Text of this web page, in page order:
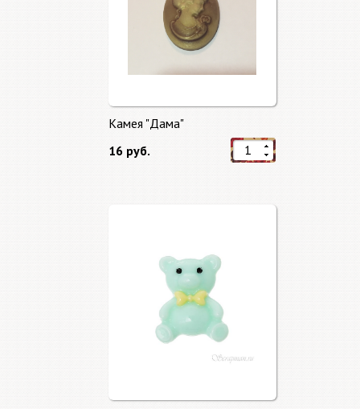
Камея "Дама"
16 руб.